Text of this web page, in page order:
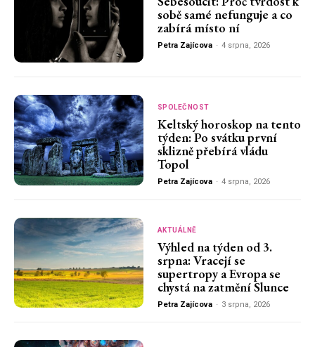
sobě samé nefunguje a co
zabírá místo ní
Petra Zajícova - 4 srpna, 2026
SPOLEČNOST
Keltský horoskop na tento
týden: Po svátku první
sklizně přebírá vládu
Topol
Petra Zajícova - 4 srpna, 2026
AKTUÁLNĚ
Výhled na týden od 3.
srpna: Vracejí se
supertropy a Evropa se
chystá na zatmění Slunce
Petra Zajícova - 3 srpna, 2026